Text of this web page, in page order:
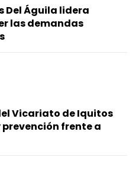
Del Águila lidera
las demandas
Vicariato de Iquitos
frente a